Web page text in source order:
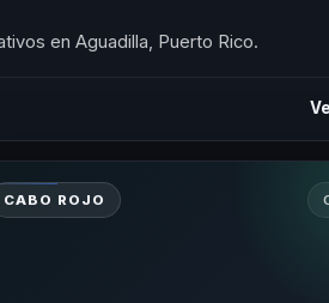
en Aguadilla, Puerto Rico.
CABO ROJO